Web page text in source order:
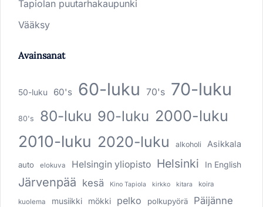
Tapiolan puutarhakaupunki
Vääksy
Avainsanat
50-luku 60's 60-luku 70's 70-luku
80's 80-luku 90-luku 2000-luku
2010-luku 2020-luku alkoholi Asikkala
auto elokuva Helsingin yliopisto Helsinki In English
Järvenpää kesä Kino Tapiola kirkko kitara koira
kuolema musiikki mökki pelko polkupyörä Päijänne